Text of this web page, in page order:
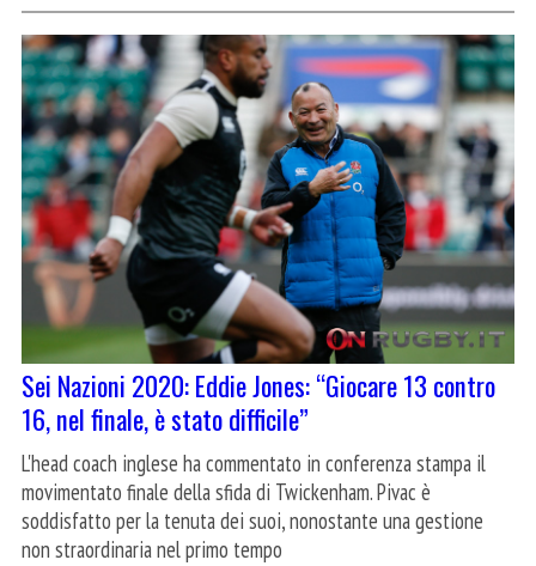
Sei Nazioni 2020: Eddie Jones: “Giocare 13 contro
16, nel finale, è stato difficile”
L'head coach inglese ha commentato in conferenza stampa il
movimentato finale della sfida di Twickenham. Pivac è
soddisfatto per la tenuta dei suoi, nonostante una gestione
non straordinaria nel primo tempo